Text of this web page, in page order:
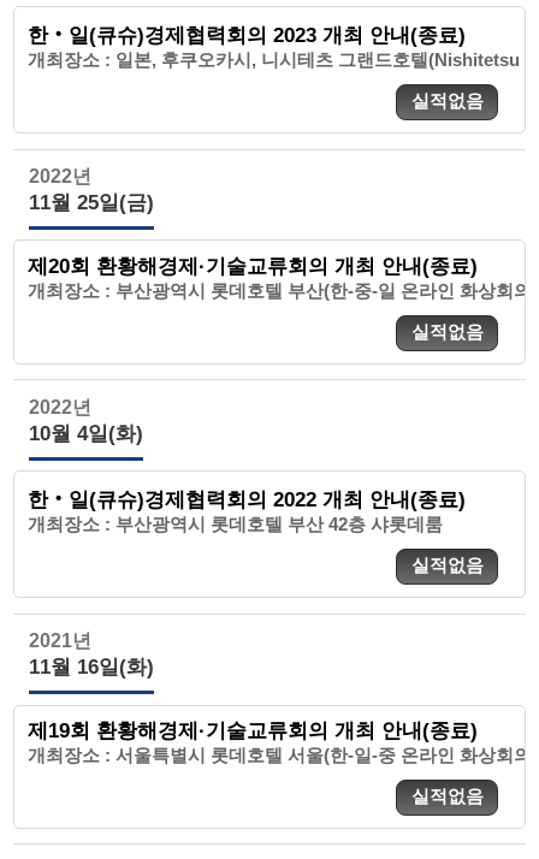
한‧일(큐슈)경제협력회의 2023 개최 안내(종료)
개최장소 : 일본, 후쿠오카시, 니시테츠 그랜드호텔(Nishitetsu
실적없음
2022년
11월 25일(금)
제20회 환황해경제·기술교류회의 개최 안내(종료)
개최장소 : 부산광역시 롯데호텔 부산(한-중-일 온라인 화상회의)
실적없음
2022년
10월 4일(화)
한‧일(큐슈)경제협력회의 2022 개최 안내(종료)
개최장소 : 부산광역시 롯데호텔 부산 42층 샤롯데룸
실적없음
2021년
11월 16일(화)
제19회 환황해경제·기술교류회의 개최 안내(종료)
개최장소 : 서울특별시 롯데호텔 서울(한-일-중 온라인 화상회의)
실적없음